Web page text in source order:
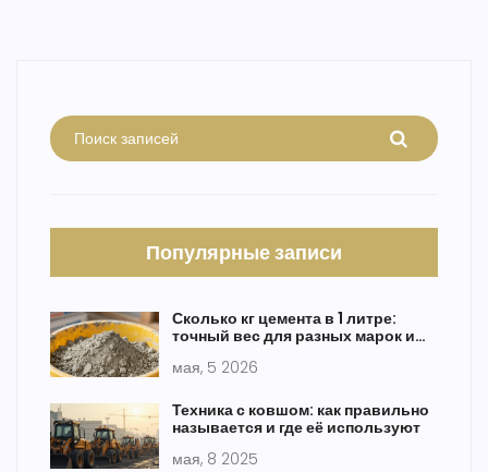
Популярные записи
Сколько кг цемента в 1 литре:
точный вес для разных марок и
мая, 5 2026
Техника с ковшом: как правильно
называется и где её используют
мая, 8 2025